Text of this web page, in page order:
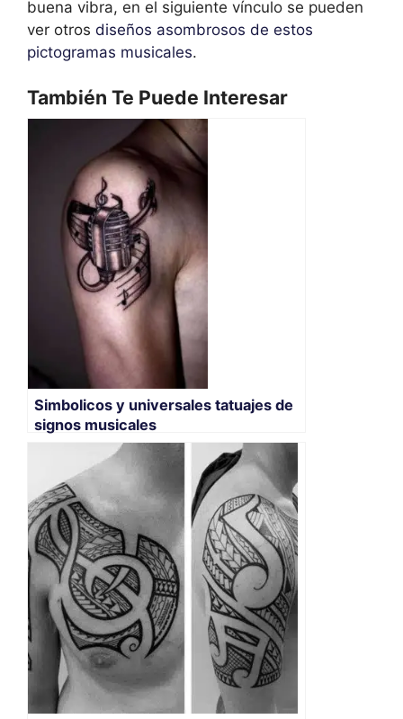
buena vibra, en el siguiente vínculo se pueden
ver otros diseños asombrosos de estos
pictogramas musicales.
También Te Puede Interesar
Simbolicos y universales tatuajes de
signos musicales